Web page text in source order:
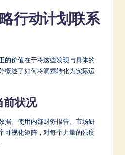
行动计划联系
的价值在于将这些发现与具体的
概述了如何将洞察转化为实际运
前状况
据。使用内部财务报告、市场研
可视化矩阵，对每个力量的强度